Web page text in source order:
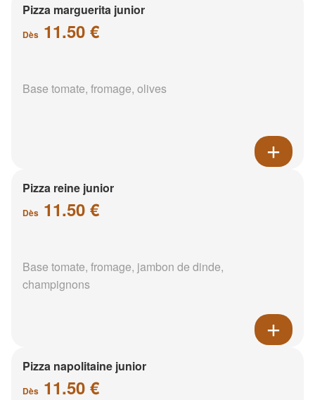
Pizza marguerita junior
Dès 11.50 €
Base tomate, fromage, olives
Pizza reine junior
Dès 11.50 €
Base tomate, fromage, jambon de dinde,
champignons
Pizza napolitaine junior
Dès 11.50 €